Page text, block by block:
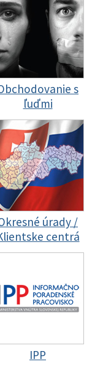
s
ľuďmi
úrady /
centrá
IPP